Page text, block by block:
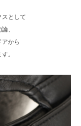
スとして
、
アから
。